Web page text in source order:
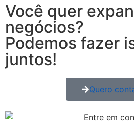
Você quer
negócios?
Podemos fazer
juntos!
Quero